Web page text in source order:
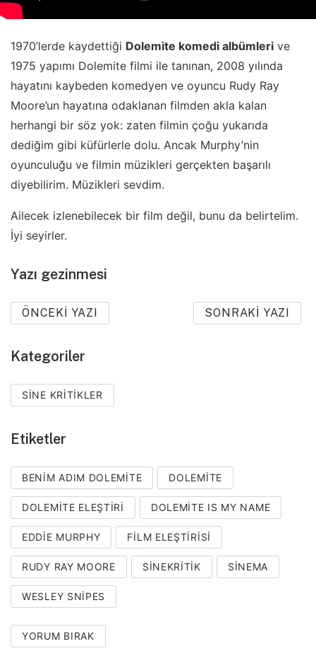
1970’lerde kaydettiği Dolemite komedi albümleri ve
1975 yapımı Dolemite filmi ile tanınan, 2008 yılında
hayatını kaybeden komedyen ve oyuncu Rudy Ray
Moore’un hayatına odaklanan filmden akla kalan
herhangi bir söz yok: zaten filmin çoğu yukarıda
dediğim gibi küfürlerle dolu. Ancak Murphy’nin
oyunculuğu ve filmin müzikleri gerçekten başarılı
diyebilirim. Müzikleri sevdim.
Ailecek izlenebilecek bir film değil, bunu da belirtelim.
İyi seyirler.
Yazı gezinmesi
ÖNCEKI YAZI SONRAKI YAZI
Kategoriler
SINE KRITIKLER
Etiketler
BENIM ADIM DOLEMITE DOLEMITE
DOLEMITE ELEŞTIRI DOLEMITE IS MY NAME
EDDIE MURPHY FILM ELEŞTIRISI
RUDY RAY MOORE SINEKRITIK SINEMA
WESLEY SNIPES
YORUM BIRAK